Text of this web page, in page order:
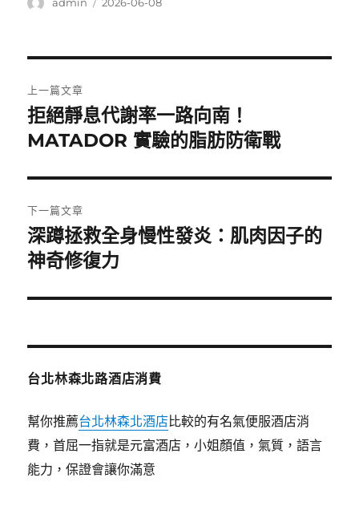
章
導
覽
上一篇文章
上
一
文
章:
拒絕靜息代謝率一路向南！
MATADOR 實驗的脂肪防衛戰
下一篇文章
下
一
文
深蹲拯救全身慢性發炎：肌肉因子的
神奇修復力
台北林森北路酒店消費
幫你推薦台北林森北酒店比較的有名氣便服酒店消
費，首屈一指就是元富酒店，小姐顏值，氣質，語言
能力，保證會讓你滿意